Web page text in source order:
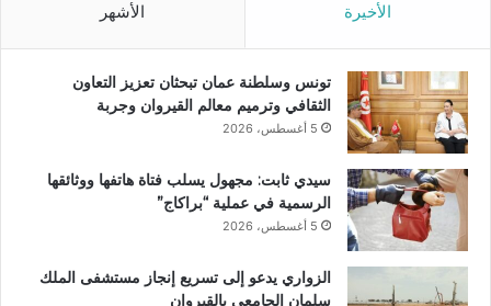
الأخيرة الأشهر
تونس وسلطنة عمان تبحثان تعزيز التعاون
الثقافي وترميم معالم القيروان وجربة
5 أغسطس، 2026
سيدي ثابت: مجهول يسلب فتاة هاتفها ووثائقها
الرسمية في عملية “براكاج”
5 أغسطس، 2026
الزواري يدعو إلى تسريع إنجاز مستشفى الملك
سلمان الجامعي بالقيروان